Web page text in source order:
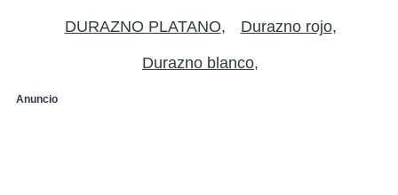
DURAZNO PLATANO Durazno rojo
Durazno blanco
Anuncio